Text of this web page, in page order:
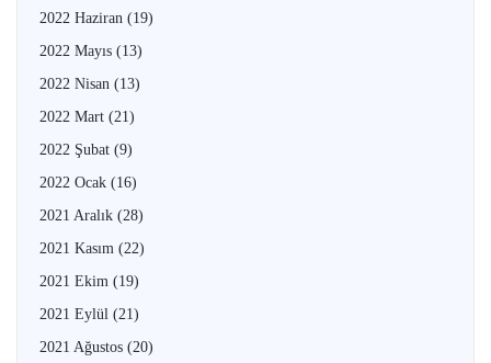
2022 Haziran (19)
2022 Mayıs (13)
2022 Nisan (13)
2022 Mart (21)
2022 Şubat (9)
2022 Ocak (16)
2021 Aralık (28)
2021 Kasım (22)
2021 Ekim (19)
2021 Eylül (21)
2021 Ağustos (20)